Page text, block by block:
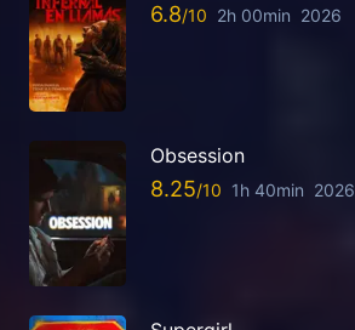
6.8 2h 00min 2026
Obsession
8.25 1h 40min 2026